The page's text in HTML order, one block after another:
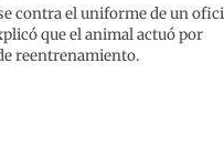
contra el uniforme de un
que el animal actuó por
reentrenamiento.